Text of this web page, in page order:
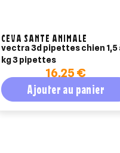
CEVA SANTE ANIMALE
vectra 3d pipettes chien 1,5
kg 3 pipettes
16,25 €
Ajouter au panier